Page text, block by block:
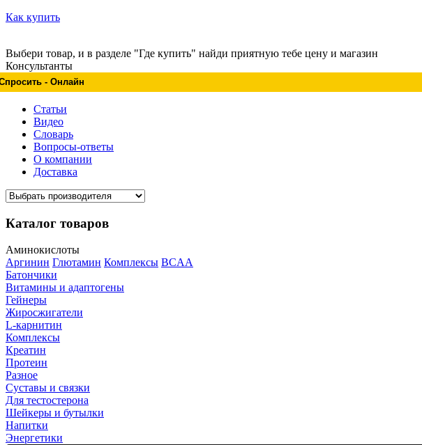
Как купить
Выбери товар, и в разделе "Где купить" найди приятную тебе цену и магазин
Консультанты
- Онлайн
Статьи
Видео
Словарь
Вопросы-ответы
О компании
Доставка
Каталог товаров
Аминокислоты
Аргинин Глютамин Комплексы BCAA
Батончики
Витамины и адаптогены
Гейнеры
Жиросжигатели
L-карнитин
Комплексы
Креатин
Протеин
Разное
Суставы и связки
Для тестостерона
Шейкеры и бутылки
Напитки
Энергетики